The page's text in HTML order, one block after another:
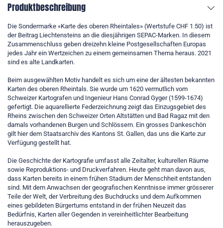
Produktbeschreibung
Die Sondermarke «Karte des oberen Rheintales» (Wertstufe CHF 1.50) ist
der Beitrag Liechtensteins an die diesjährigen SEPAC-Marken. In diesem
Zusammenschluss geben dreizehn kleine Postgesellschaften Europas
jedes Jahr ein Wertzeichen zu einem gemeinsamen Thema heraus. 2021
sind es alte Landkarten.
Beim ausgewählten Motiv handelt es sich um eine der ältesten bekannten
Karten des oberen Rheintals. Sie wurde um 1620 vermutlich vom
Schweizer Kartografen und Ingenieur Hans Conrad Gyger (1599-1674)
gefertigt. Die aquarellierte Federzeichnung zeigt das Einzugsgebiet des
Rheins zwischen den Schweizer Orten Altstätten und Bad Ragaz mit den
damals vorhandenen Burgen und Schlössern. Ein grosses Dankeschön
gilt hier dem Staatsarchiv des Kantons St. Gallen, das uns die Karte zur
Verfügung gestellt hat.
Die Geschichte der Kartografie umfasst alle Zeitalter, kulturellen Räume
sowie Reproduktions- und Druckverfahren. Heute geht man davon aus,
dass Karten bereits in einem frühen Stadium der Menschheit entstanden
sind. Mit dem Anwachsen der geografischen Kenntnisse immer grösserer
Teile der Welt, der Verbreitung des Buchdrucks und dem Aufkommen
eines gebildeten Bürgertums entstand in der frühen Neuzeit das
Bedürfnis, Karten aller Gegenden in vereinheitlichter Bearbeitung
herauszugeben.